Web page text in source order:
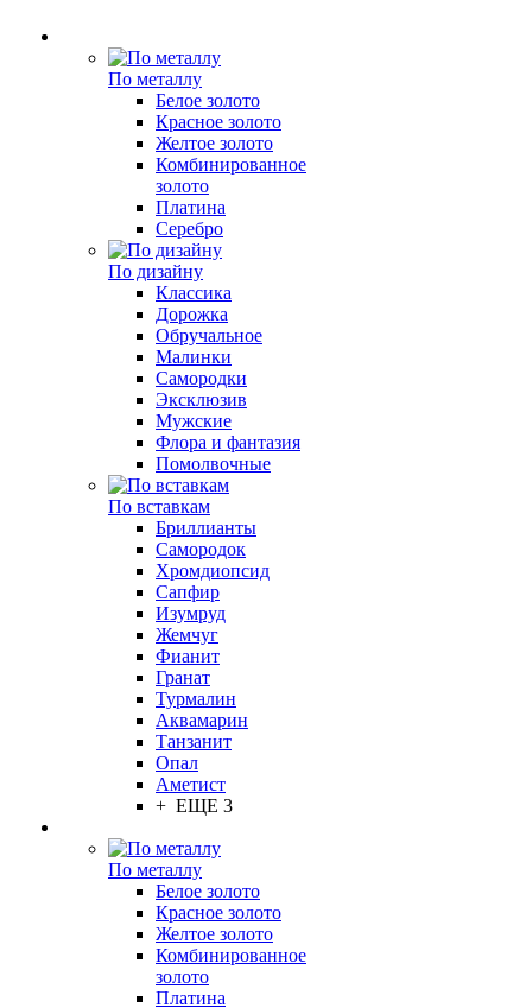
По металлу
Белое золото
Красное золото
Желтое золото
Комбинированное
золото
Платина
Серебро
По дизайну
Классика
Дорожка
Обручальное
Малинки
Самородки
Эксклюзив
Мужские
Флора и фантазия
Помолвочные
По вставкам
Бриллианты
Самородок
Хромдиопсид
Сапфир
Изумруд
Жемчуг
Фианит
Гранат
Турмалин
Аквамарин
Танзанит
Опал
Аметист
+ ЕЩЕ 3
По металлу
Белое золото
Красное золото
Желтое золото
Комбинированное
золото
Платина